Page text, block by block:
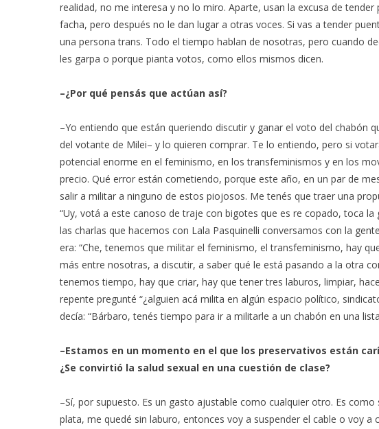
realidad, no me interesa y no lo miro. Aparte, usan la excusa de
facha, pero después no le dan lugar a otras voces. Si vas a tender
una persona trans. Todo el tiempo hablan de nosotras, pero cuando
les garpa o porque pianta votos, como ellos mismos dicen.
–¿Por qué pensás que actúan así?
–Yo entiendo que están queriendo discutir y ganar el voto del chabón
del votante de Milei– y lo quieren comprar. Te lo entiendo, pero si
potencial enorme en el feminismo, en los transfeminismos y en los
precio. Qué error están cometiendo, porque este año, en un par de
salir a militar a ninguno de estos piojosos. Me tenés que traer una
“Uy, votá a este canoso de traje con bigotes que es re copado, toca
las charlas que hacemos con Lala Pasquinelli conversamos con la
era: “Che, tenemos que militar el feminismo, el transfeminismo, hay
más entre nosotras, a discutir, a saber qué le está pasando a la otra
tenemos tiempo, hay que criar, hay que tener tres laburos, limpiar,
repente pregunté “¿alguien acá milita en algún espacio político,
decía: “Bárbaro, tenés tiempo para ir a militarle a un chabón en una
–Estamos en un momento en el que los preservativos están
¿Se convirtió la salud sexual en una cuestión de clase?
–Sí, por supuesto. Es un gasto ajustable como cualquier otro. Es
plata, me quedé sin laburo, entonces voy a suspender el cable o voy a